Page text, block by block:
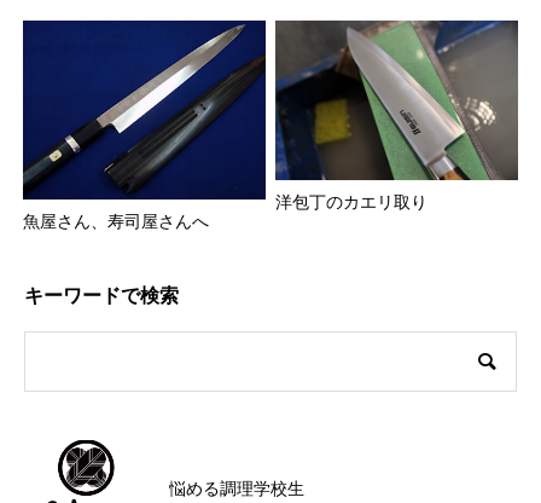
魚屋さん、寿司屋さんへ
洋包丁のカエリ取り
キーワードで検索
悩める調理学校生